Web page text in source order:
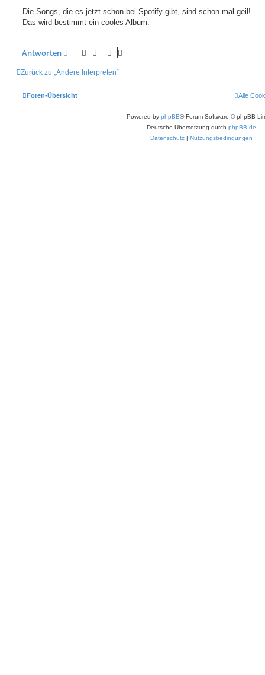
i
r
Die Songs, die es jetzt schon bei Spotify gibt, sind schon mal geil!
Das wird bestimmt ein cooles Album.
Antworten
Zurück zu „Andere Interpreten“
Foren-Übersicht Alle
Powered by phpBB® Forum Software © phpBB
Deutsche Übersetzung durch phpBB.de
Datenschutz | Nutzungsbedingungen